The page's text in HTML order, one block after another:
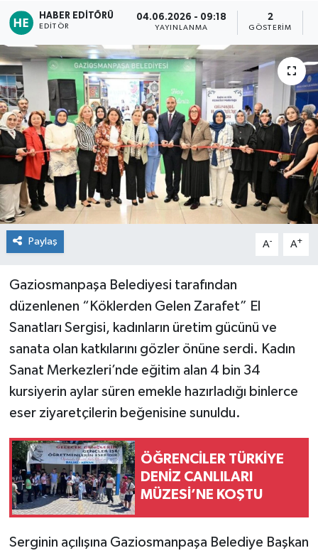
HABER EDITÖRÜ
EDITÖR
04.06.2026 - 09:18
YAYINLANMA
2
GÖSTERIM
Paylaş A- A+
Gaziosmanpaşa Belediyesi tarafından
düzenlenen “Köklerden Gelen Zarafet” El
Sanatları Sergisi, kadınların üretim gücünü ve
sanata olan katkılarını gözler önüne serdi. Kadın
Sanat Merkezleri’nde eğitim alan 4 bin 34
kursiyerin aylar süren emekle hazırladığı binlerce
eser ziyaretçilerin beğenisine sunuldu.
ÖĞRENCİLER TÜRKİYE
DENİZ CANLILARI
MÜZESİ’NE KOŞTU
Serginin açılışına Gaziosmanpaşa Belediye Başkan
TEKNOLOJİ
YAŞAM